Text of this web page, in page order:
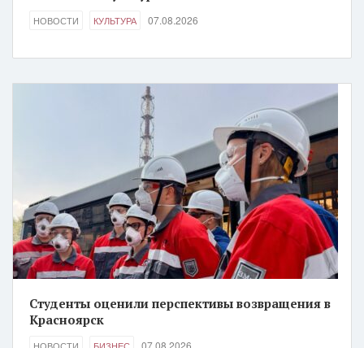
НОВОСТИ КУЛЬТУРА 07.08.2026
Студенты оценили перспективы возвращения в
Красноярск
07.08.2026